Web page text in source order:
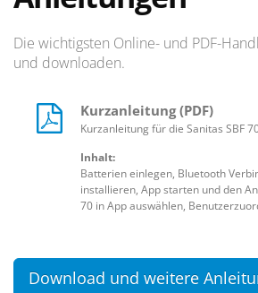
Die wichtigsten Online- und PDF-
und downloaden.
Kurzanleitung (PDF)
Kurzanleitung für die Sanitas SBF
Inhalt:
Batterien einlegen, Bluetooth
installieren, App starten und den
70 in App auswählen,
Download und weitere